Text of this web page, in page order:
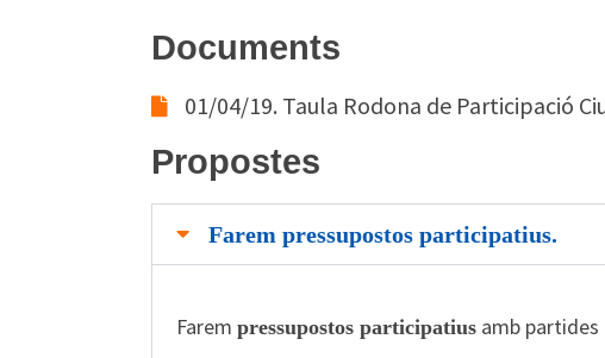
Documents
01/04/19. Taula Rodona de Participació
Propostes
Farem pressupostos participatius.
Farem pressupostos participatius amb partides